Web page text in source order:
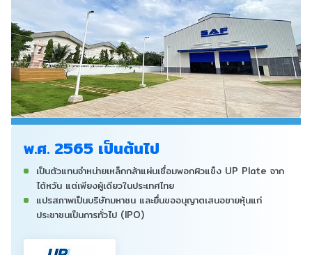
พ.ศ. 2565 เป็นต้นไป
เป็นตัวแทนจำหน่ายเหล็กกล้าแผ่นเชื่อมพอกผิวแข็ง UP Plate จาก
ไต้หวัน แต่เพียงผู้เดียวในประเทศไทย
แปรสภาพเป็นบริษัทมหาชน และยื่นขออนุญาตเสนอขายหุ้นแก่
ประชาชนเป็นการทั่วไป (IPO)